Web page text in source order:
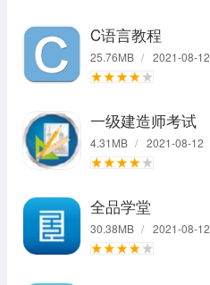
C语言教程
25.76MB / 2021-08-12
一级建造师考试
4.31MB / 2021-08-12
全品学堂
30.38MB / 2021-08-12